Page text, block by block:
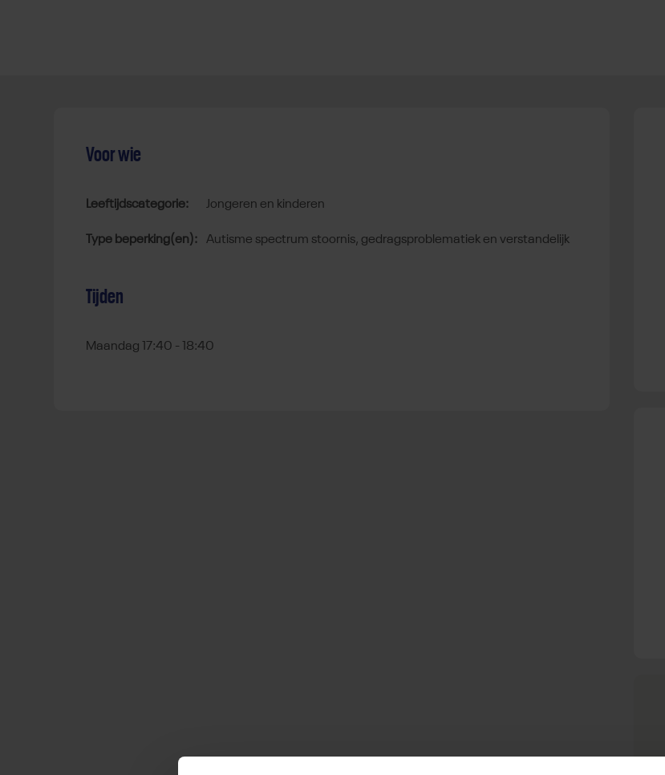
Voor wie
Leeftijdscategorie: jongeren en kinderen
Type beperking(en): autisme spectrum stoornis, gedragsproblematiek en verstandelijk
Tijden
Maandag 17:40 - 18:40